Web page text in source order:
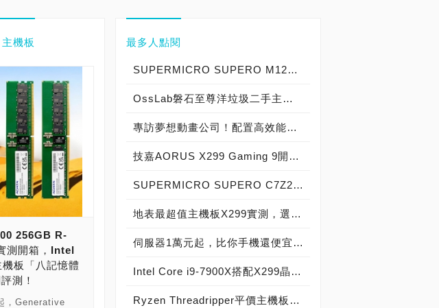
機板
256GB R-
測開箱，Intel
板「八記憶體
測！
，Generative
最多人點閱
SUPERMICRO SUPERO M12SWA-TF伺服器主機板實測開箱，史上最強實戰AMD Ryzen Threadripper Pro 3995WX為究極效能而生！
OssLab磐石至尊洋垃圾二手主機殺很大，「Xeon E5-2650八核處理器＋X79主機板＋64GB記憶體＋顯卡＋機殼電源」大全配10600元！
專訪夢想動畫公司！配置高效能GIGABYTE Server，以技嘉伺服器建構首屈一指的AI運算與遠端桌面動畫應用！
技嘉AORUS X299 Gaming 9開箱及效能實測，「性能、超頻、超大擴充性」一板搞定！
SUPERMICRO SUPERO C7Z270-CG實測開箱，伺服器級電競主機板重裝上陣！
地表最超值主機板X299實測，選擇MSI X299主機板與散熱器的10大理由
伺服器1萬元起，比你手機還便宜！OSSLab多款伺服器主機 + 組件強檔上市，IT採購、組裝與升級的第一選擇
Intel Core i9-7900X搭配X299晶片組效能評測，最強10核心PC處理器上陣
Ryzen Threadripper平價主機板，3990X一樣通吃！TRX40 AORUS PRO WIFI評測